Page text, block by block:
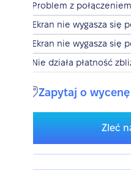
Problem z połączeniem
Ekran nie wygasza się
Ekran nie wygasza się
Nie działa płatność
Zapytaj o wycenę
Zleć